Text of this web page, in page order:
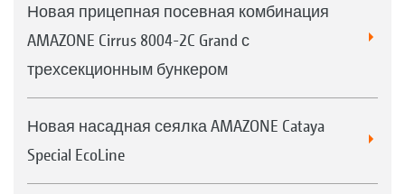
Новая прицепная посевная комбинация
AMAZONE Cirrus 8004-2C Grand с
трехсекционным бункером
Новая насадная сеялка AMAZONE Cataya
Special EcoLine